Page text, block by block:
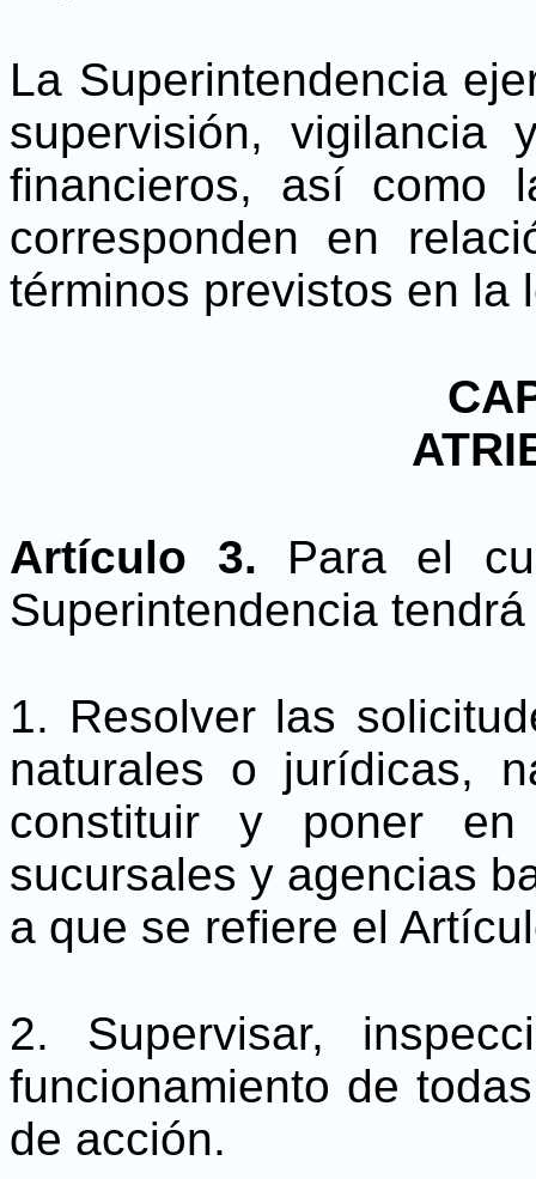
La Superintendencia
supervisión, vigilancia
financieros, así como
corresponden en
términos previstos en la
Artículo 3.
Para el
Superintendencia
1. Resolver las
naturales o jurídicas,
constituir y poner en
sucursales y agencias
a que se refiere el
2. Supervisar,
funcionamiento de
de acción.